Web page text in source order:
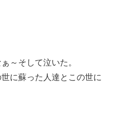
～そして泣いた。
に蘇った人達とこの世に